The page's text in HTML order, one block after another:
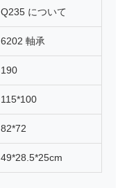
Q235 について
6202 軸承
190
115*100
82*72
49*28.5*25cm